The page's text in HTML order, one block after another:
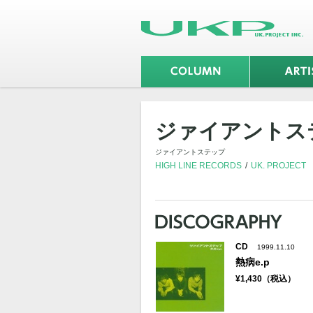
ジァイアントス
ジァイアントステップ
HIGH LINE RECORDS UK. PROJECT
CD 1999.11.10
熱病e.p
¥1,430（税込）